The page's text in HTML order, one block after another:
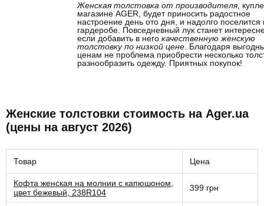
Женская толстовка от производителя ,
магазине AGER, будет приносить радостное
настроение день ото дня, и надолго поселится
гардеробе. Повседневный лук станет
если добавить в него качественную женскую
толстовку по низкой цене . Благодаря
ценам не проблема приобрести несколько
разнообразить одежду. Приятных покупок!
Женские толстовки стоимость на Ager.ua
(цены на август 2026)
Товар Цена
Кофта женская на молнии с капюшоном,
цвет бежевый, 238R104
399 грн